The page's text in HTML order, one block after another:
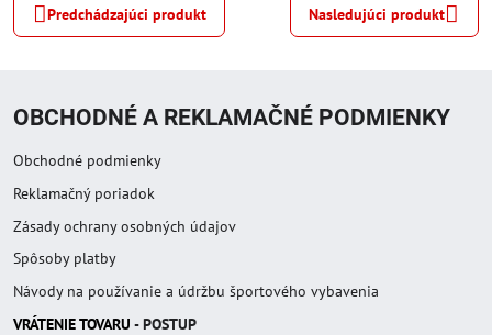
Predchádzajúci produkt Nasledujúci produkt
OBCHODNÉ A REKLAMAČNÉ PODMIENKY
Obchodné podmienky
Reklamačný poriadok
Zásady ochrany osobných údajov
Spôsoby platby
Návody na používanie a údržbu športového vybavenia
VRÁTENIE TOVARU - POSTUP